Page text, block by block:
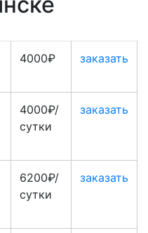
4000₽ заказать
4000₽/
сутки
заказать
6200₽/
сутки
заказать